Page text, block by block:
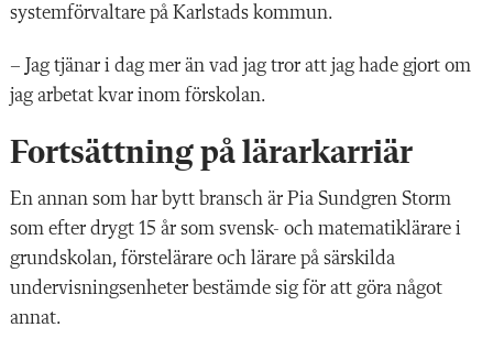
systemförvaltare på Karlstads kommun.
– Jag tjänar i dag mer än vad jag tror att jag hade gjort om
jag arbetat kvar inom förskolan.
Fortsättning på lärarkarriär
En annan som har bytt bransch är Pia Sundgren Storm
som efter drygt 15 år som svensk- och matematiklärare i
grundskolan, förstelärare och lärare på särskilda
undervisningsenheter bestämde sig för att göra något
annat.